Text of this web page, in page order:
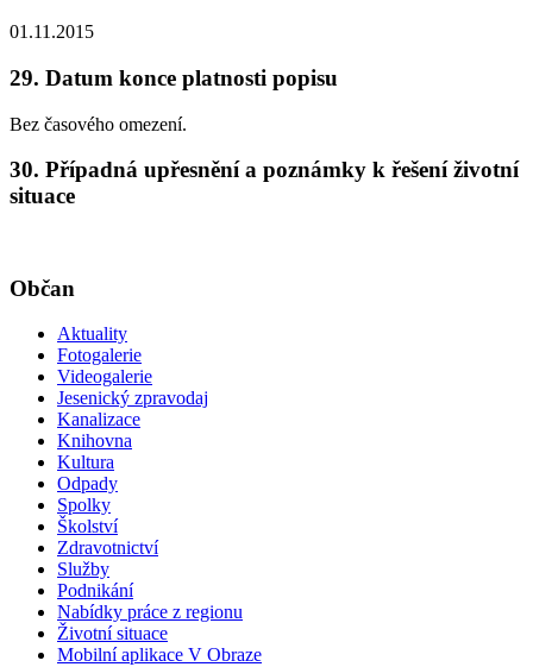
01.11.2015
29. Datum konce platnosti popisu
Bez časového omezení.
30. Případná upřesnění a poznámky k řešení životní
situace
Občan
Aktuality
Fotogalerie
Videogalerie
Jesenický zpravodaj
Kanalizace
Knihovna
Kultura
Odpady
Spolky
Školství
Zdravotnictví
Služby
Podnikání
Nabídky práce z regionu
Životní situace
Mobilní aplikace V Obraze